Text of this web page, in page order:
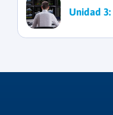
Unidad 3: